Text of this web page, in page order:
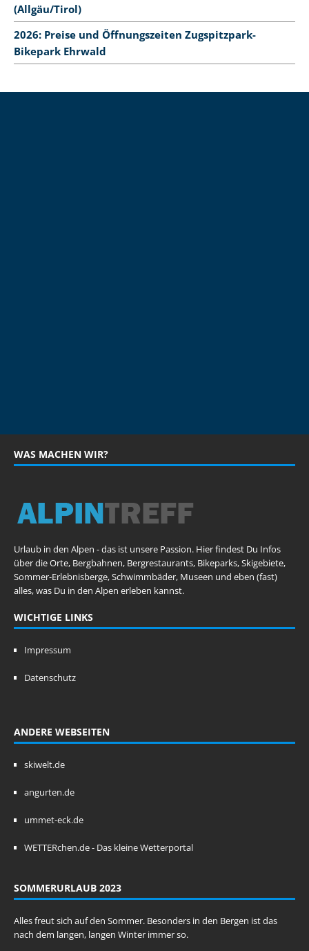
(Allgäu/Tirol)
2026: Preise und Öffnungszeiten Zugspitzpark-
Bikepark Ehrwald
WAS MACHEN WIR?
Urlaub in den Alpen - das ist unsere Passion. Hier findest Du Infos
über die Orte, Bergbahnen, Bergrestaurants, Bikeparks, Skigebiete,
Sommer-Erlebnisberge, Schwimmbäder, Museen und eben (fast)
alles, was Du in den Alpen erleben kannst.
WICHTIGE LINKS
Impressum
Datenschutz
ANDERE WEBSEITEN
skiwelt.de
angurten.de
ummet-eck.de
WETTERchen.de - Das kleine Wetterportal
SOMMERURLAUB 2023
Alles freut sich auf den Sommer. Besonders in den Bergen ist das
nach dem langen, langen Winter immer so.